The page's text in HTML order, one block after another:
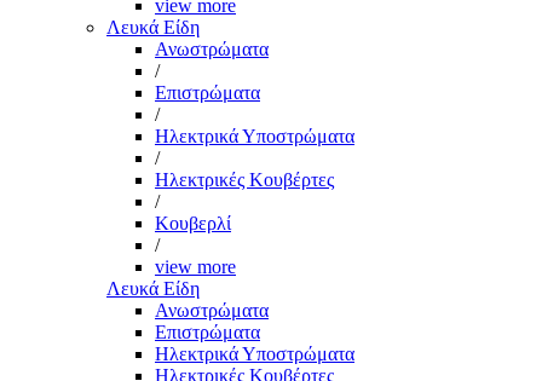
view more
Λευκά Είδη
Ανωστρώματα
/
Επιστρώματα
/
Ηλεκτρικά Υποστρώματα
/
Ηλεκτρικές Κουβέρτες
/
Κουβερλί
/
view more
Λευκά Είδη
Ανωστρώματα
Επιστρώματα
Ηλεκτρικά Υποστρώματα
Ηλεκτρικές Κουβέρτες